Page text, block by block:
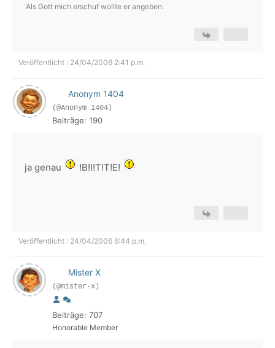
Als Gott mich erschuf wollte er angeben.
Veröffentlicht : 24/04/2006 2:41 p.m.
Anonym 1404
(@Anonym 1404)
Beiträge: 190
ja genau !B!I!T!T!E!
Veröffentlicht : 24/04/2006 6:44 p.m.
Mister X
(@mister-x)
Beiträge: 707
Honorable Member